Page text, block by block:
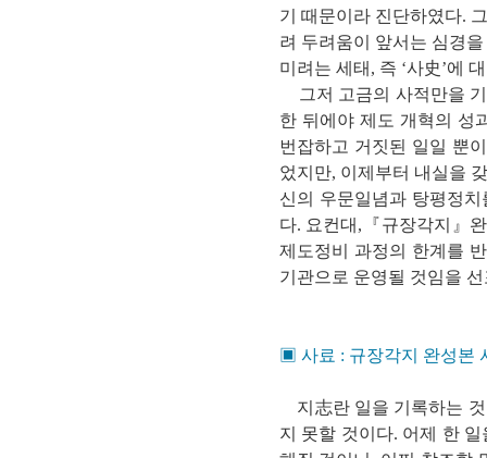
기 때문이라 진단하였다.
려 두려움이 앞서는 심경
미려는 세태, 즉 ‘사史’에
그저 고금의 사적만을 기
한 뒤에야 제도 개혁의 성
번잡하고 거짓된 일일 뿐
었지만, 이제부터 내실을
신의 우문일념과 탕평정
다. 요컨대,『규장각지』
제도정비 과정의 한계를
기관으로 운영될 것임을
▣ 사료 : 규장각지 완성본
지志란 일을 기록하는
지 못할 것이다. 어제 한